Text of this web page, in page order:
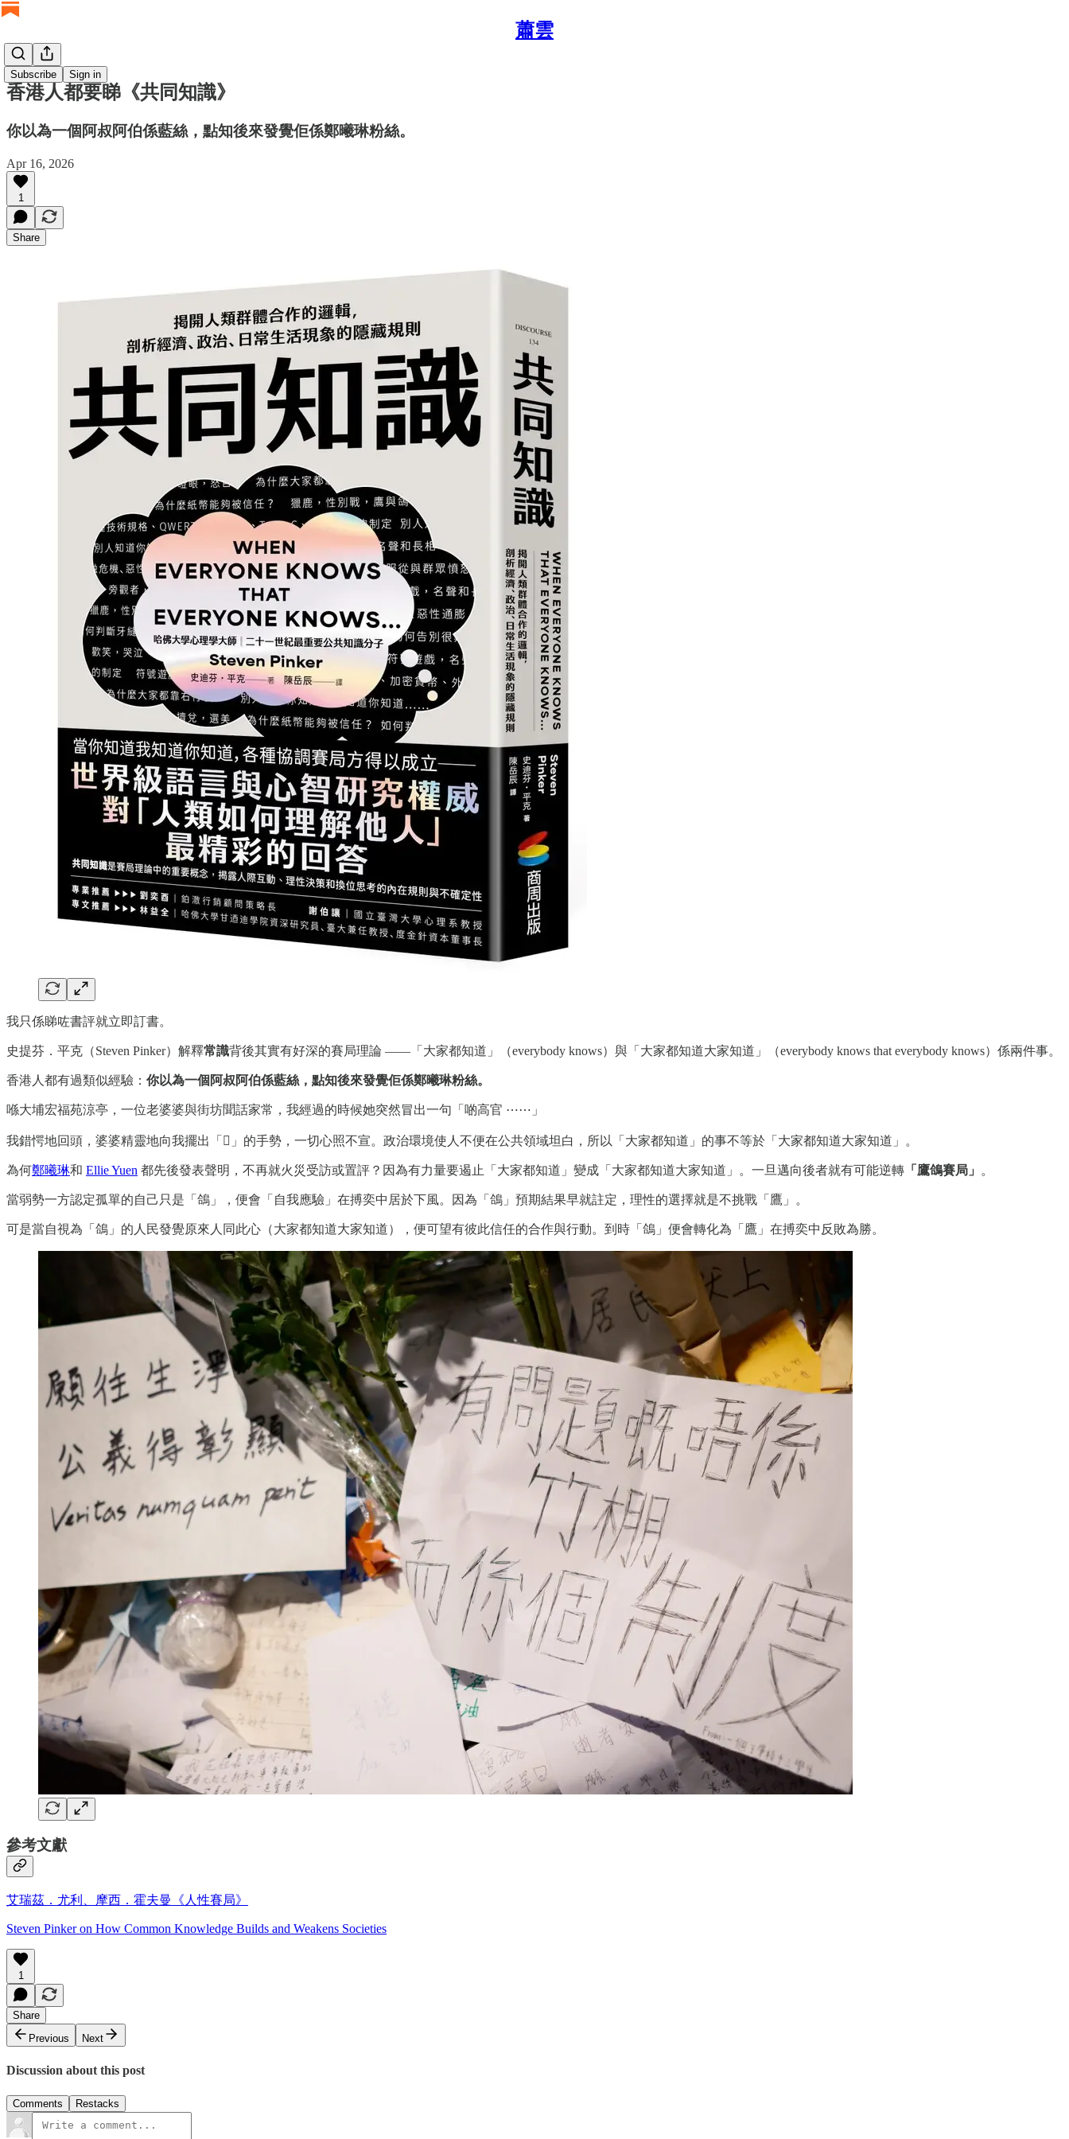
蕭雲
Subscribe Sign in
香港人都要睇《共同知識》
你以為一個阿叔阿伯係藍絲，點知後來發覺佢係鄭曦琳粉絲。
Apr 16, 2026
1
Share
我只係睇咗書評就立即訂書。
史提芬．平克（Steven Pinker）解釋常識背後其實有好深的賽局理論 ——「大家都知道」（everybody knows）與「大家都知道大家知道」（everybody knows that everybody knows）係兩件事。
香港人都有過類似經驗： 你以為一個阿叔阿伯係藍絲，點知後來發覺佢係鄭曦琳粉絲。
喺大埔宏福苑涼亭，一位老婆婆與街坊聞話家常，我經過的時候她突然冒出一句「啲高官 ⋯⋯」
我錯愕地回頭，婆婆精靈地向我擺出「𭉝」的手勢，一切心照不宣。政治環境使人不便在公共領域坦白，所以「大家都知道」的事不等於「大家都知道大家知道」。
為何鄭曦琳和 Ellie Yuen 都先後發表聲明，不再就火災受訪或置評？因為有力量要遏止「大家都知道」變成「大家都知道大家知道」。一旦邁向後者就有可能逆轉 「鷹鴿賽局」 。
當弱勢一方認定孤單的自己只是「鴿」，便會「自我應驗」在搏奕中居於下風。因為「鴿」預期結果早就註定，理性的選擇就是不挑戰「鷹」。
可是當自視為「鴿」的人民發覺原來人同此心（大家都知道大家知道），便可望有彼此信任的合作與行動。到時「鴿」便會轉化為「鷹」在搏奕中反敗為勝。
參考文獻
艾瑞茲．尤利、摩西．霍夫曼《人性賽局》
Steven Pinker on How Common Knowledge Builds and Weakens Societies
1
Share
Previous
Next
Discussion about this post
Comments Restacks